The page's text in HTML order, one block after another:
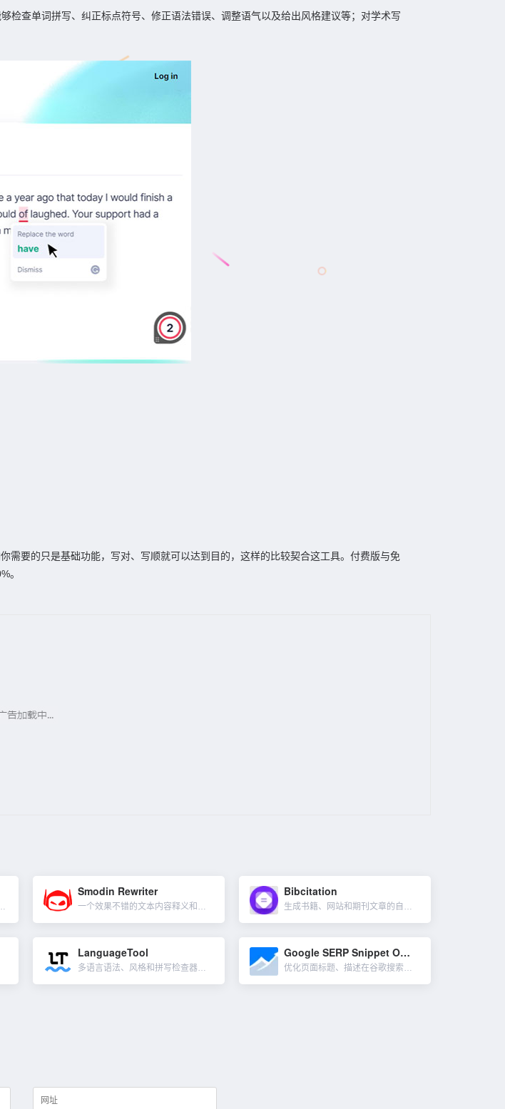
查单词拼写、纠正标点符号、修正语法错误、调整语气以及给出风格建议等；对学术写
要的只是基础功能，写对、写顺就可以达到目的，这样的比较契合这工具。付费版与免
。
本含义的情况下改写句子、段落和长篇文章，减少了抄袭的可能性。Paraphraser 提供英语、法语、西...
Smodin Rewriter
一个效果不错的文本内容释义和重写工具。Smodin不仅仅是一个使用同义词库替换的微调器，它将保持被重写的文本语句的原意，通常会重新排列句子并保持上下文完整。支持近100种语言，Smodin使用机器学习...
Bibcitation
生成书籍、网站和期刊文章的自动引文和作品引用（引用来源）的工具。可以有 9,000 多种格式引用你的来源，告别不完整的引用、设计不佳的界面和垃圾广告。Bibcitation 是一款轻松的参考...
LanguageTool
多语言语法、风格和拼写检查器，使你的文本听起来专业，避免令人尴尬的风格、标点符号和语法错误。语言包括了英语、德语、西班牙语、法语、葡萄牙语等25种语言。LanguageTool 可安装谷歌、火狐、微软...
Google SERP Snippet Optimizer tool
优化页面标题、描述在谷歌搜索结果显示效果的工具。Google SERP Snippet Optimizer tool 模拟 Google 的搜索引擎结果页面（SERP）。在文本框中输入你网页的标题、描...